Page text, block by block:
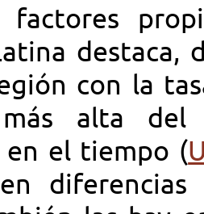
factores
destaca,
con la
más alta
en el tiempo (